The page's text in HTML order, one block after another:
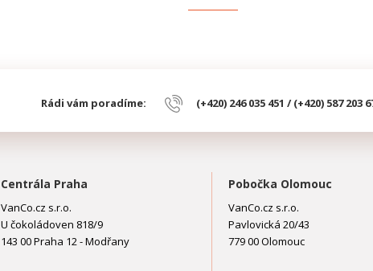
Rádi vám poradíme: (+420) 246 035 451 / (+420) 587 203
Centrála Praha
VanCo.cz s.r.o.
U čokoládoven 818/9
143 00 Praha 12 - Modřany
Pobočka Olomouc
VanCo.cz s.r.o.
Pavlovická 20/43
779 00 Olomouc